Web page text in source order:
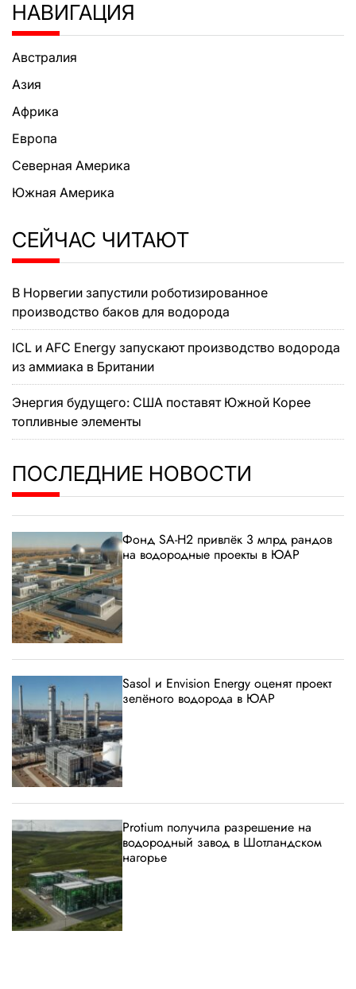
НАВИГАЦИЯ
Австралия
Азия
Африка
Европа
Северная Америка
Южная Америка
СЕЙЧАС ЧИТАЮТ
В Норвегии запустили роботизированное
производство баков для водорода
ICL и AFC Energy запускают производство водорода
из аммиака в Британии
Энергия будущего: США поставят Южной Корее
топливные элементы
ПОСЛЕДНИЕ НОВОСТИ
Фонд SA-H2 привлёк 3 млрд рандов
на водородные проекты в ЮАР
Sasol и Envision Energy оценят проект
зелёного водорода в ЮАР
Protium получила разрешение на
водородный завод в Шотландском
нагорье